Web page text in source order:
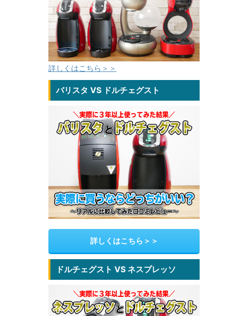
詳しくはこちら＞＞
バリスタ VS ドルチェグスト
詳しくはこちら＞＞
ドルチェグスト VS ネスプレッソ